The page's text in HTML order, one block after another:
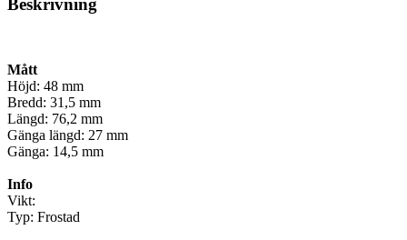
Mått
Höjd: 48 mm
Bredd: 31,5 mm
Längd: 76,2 mm
Gänga längd: 27 mm
Gänga: 14,5 mm
Info
Vikt:
Typ: Frostad